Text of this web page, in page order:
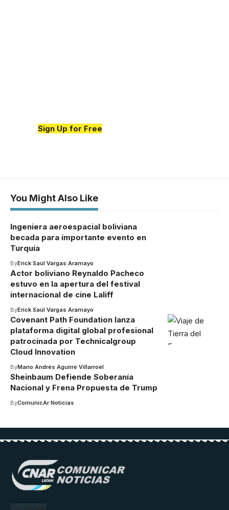
Sign Up for Free
You Might Also Like
Ingeniera aeroespacial boliviana
becada para importante evento en
Turquía
ByErick Saúl Vargas Aramayo
Actor boliviano Reynaldo Pacheco
estuvo en la apertura del festival
internacional de cine Laliff
ByErick Saúl Vargas Aramayo
Covenant Path Foundation lanza
plataforma digital global profesional
patrocinada por Technicalgroup
Cloud Innovation
ByMario Andrés Aguirre Villarroel
Sheinbaum Defiende Soberanía
Nacional y Frena Propuesta de Trump
ByComunicAr Noticias
Facebook